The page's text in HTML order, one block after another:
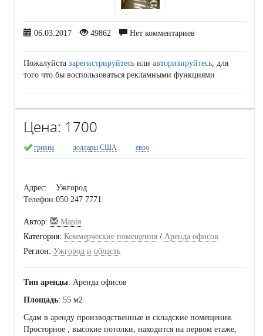
06.03.2017 49862 Нет комментариев
Пожалуйста зарегистрируйтесь или авторизируйтесь, для
того что бы воспользоваться рекламными функциями
Цена: 1700
гривна доллары США евро
Адрес:
Ужгород
Телефон:050 247 7771
Автор:
Марія
Категория: Коммерческие помещения / Аренда офисов
Регион: Ужгород и область
Тип аренды: Аренда офисов
Площадь: 55 м2
Сдам в аренду производственные и складские помещения.
Просторное , высокие потолки, находится на первом етаже,